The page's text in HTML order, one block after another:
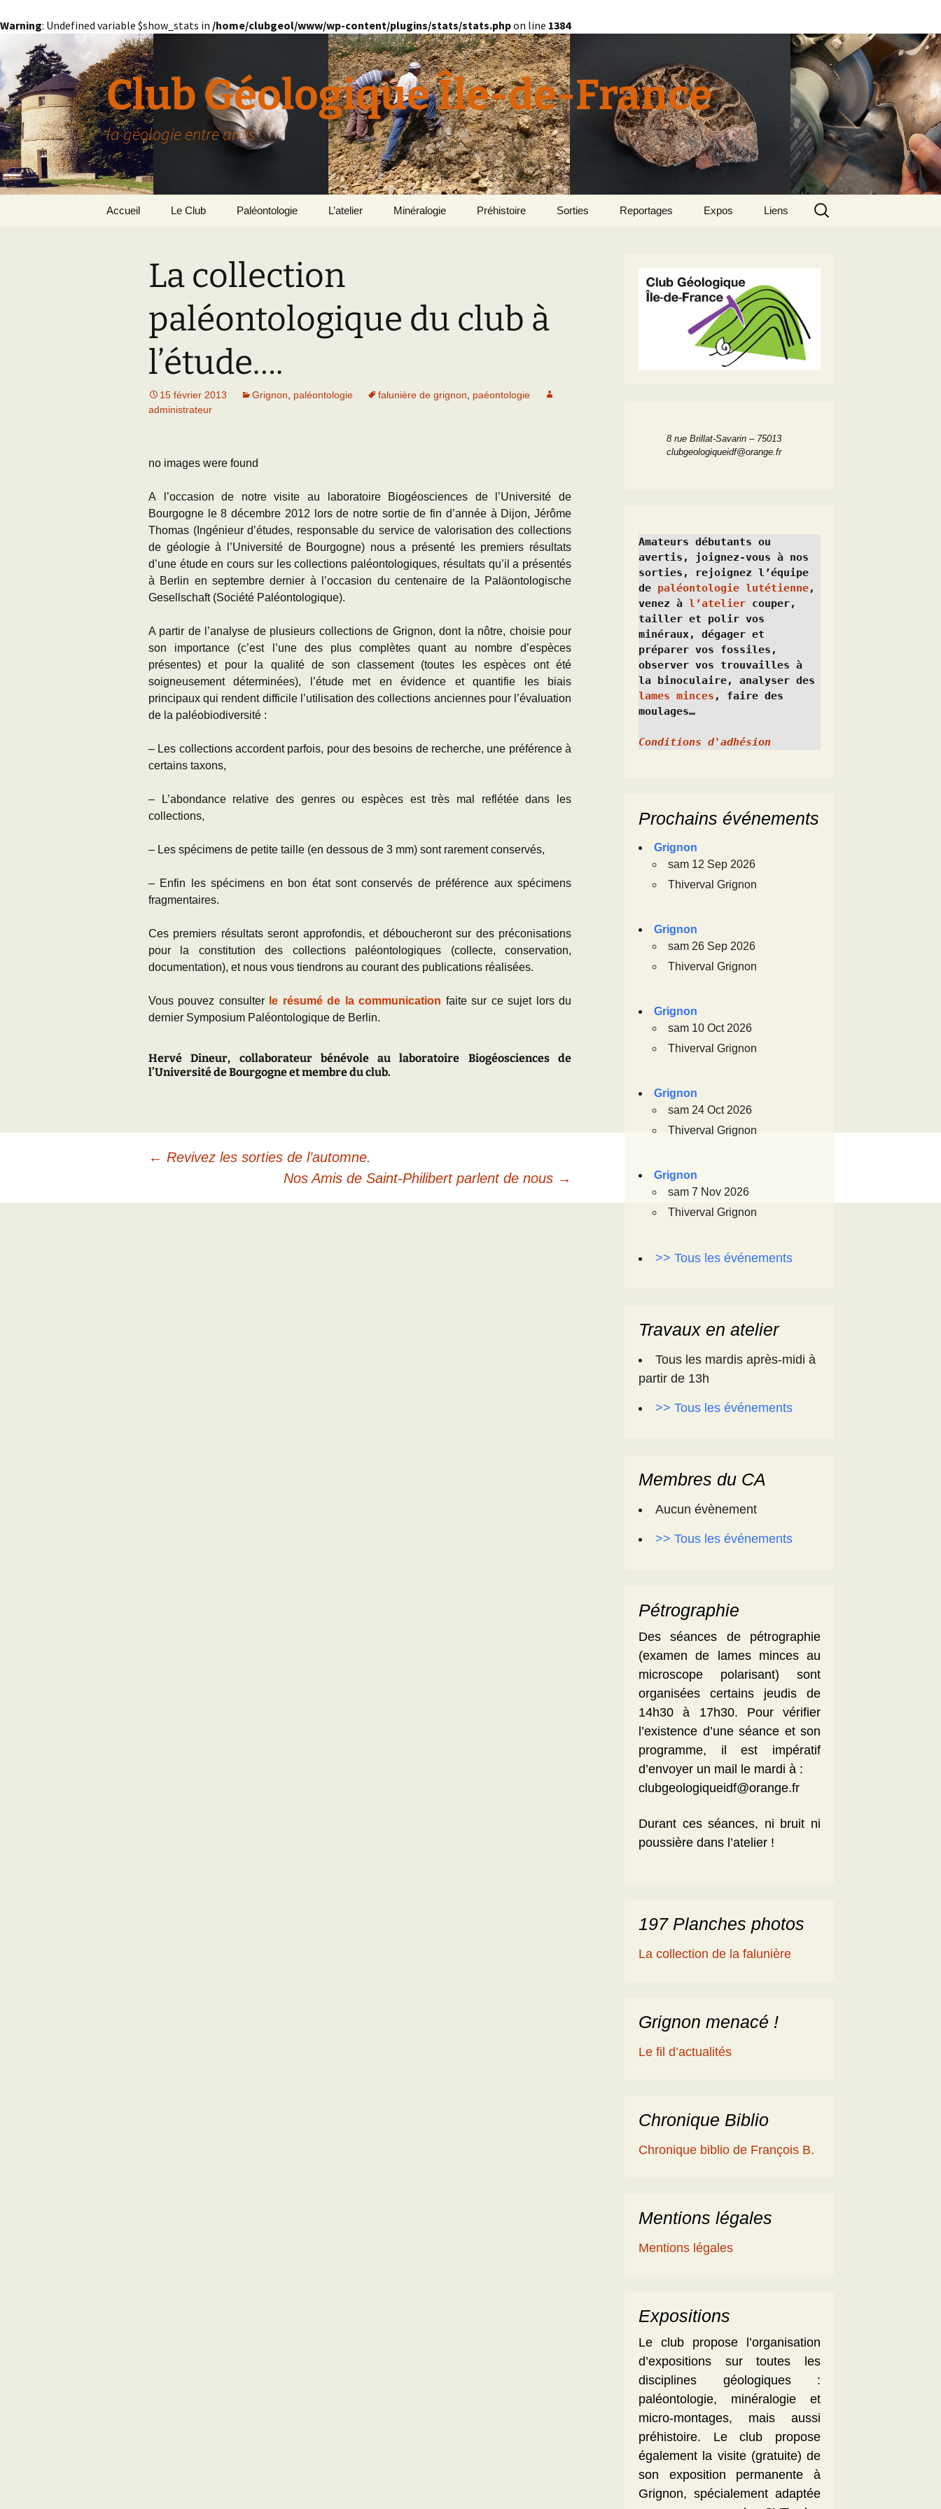
Warning: Undefined variable $show_stats in /home/clubgeol/www/wp-content/plugins/stats/stats.phpon line 1384
au
contenu
Club Géologique Île-de-France
la géologie entre amis
Accueil Le Club
Paris
Grignon
Documents (accès
restreint)
Paléontologie
Le Bassin Parisien
Paléogéographie* du
Bassin parisien
Documentation pour la
détermination des
fossiles de l’Eocène du
BP
GRIGNON – 78 Le Domaine de Grignon
25 mai 2014 : Les 25
ans de Grignon
Grignon menacé !!
Les Travaux de l’Equipe
Documentation réunions
L’atelier Minéralogie Préhistoire Sorties Reportages Expos Liens
Rechercher :
La collection
paléontologique du club à
l’étude….
15 février 2013 Grignon paléontologie falunière de grignon
paéontologie
administrateur
no images were found
A l’occasion de notre visite au laboratoire Biogéosciences de l’Université de
Bourgogne le 8 décembre 2012 lors de notre sortie de fin d’année à Dijon, Jérôme
Thomas (Ingénieur d’études, responsable du service de valorisation des collections
de géologie à l’Université de Bourgogne) nous a présenté les premiers résultats
d’une étude en cours sur les collections paléontologiques, résultats qu’il a présentés
à Berlin en septembre dernier à l’occasion du centenaire de la Paläontologische
Gesellschaft (Société Paléontologique).
A partir de l’analyse de plusieurs collections de Grignon, dont la nôtre, choisie pour
son importance (c’est l’une des plus complètes quant au nombre d’espèces
présentes) et pour la qualité de son classement (toutes les espèces ont été
soigneusement déterminées), l’étude met en évidence et quantifie les biais
principaux qui rendent difficile l’utilisation des collections anciennes pour l’évaluation
de la paléobiodiversité :
– Les collections accordent parfois, pour des besoins de recherche, une préférence à
certains taxons,
– L’abondance relative des genres ou espèces est très mal reflétée dans les
collections,
– Les spécimens de petite taille (en dessous de 3 mm) sont rarement conservés,
– Enfin les spécimens en bon état sont conservés de préférence aux spécimens
fragmentaires.
Ces premiers résultats seront approfondis, et déboucheront sur des préconisations
pour la constitution des collections paléontologiques (collecte, conservation,
documentation), et nous vous tiendrons au courant des publications réalisées.
Vous pouvez consulter le résuméde la communication faite sur ce sujet lors du
dernier Symposium Paléontologique de Berlin.
Hervé Dineur, collaborateur bénévole au laboratoire Biogéosciences de
l’Université de Bourgogne et membre du club.
Navigation
des
← Revivez les sorties de l’automne.
Nos Amis de Saint-Philibert parlent de nous →
8 rue Brillat-Savarin – 75013
clubgeologiqueidf@orange.fr
Amateurs débutants ou
avertis, joignez-vous à nos
sorties, rejoignez l’équipe
de paléontologie lutétienne,
venez à l’atelier couper,
tailler et polir vos
minéraux, dégager et
préparer vos fossiles,
observer vos trouvailles à
lames minces , faire des
moulages…
Conditions d'adhésion
Prochains événements
Grignon
sam 12 Sep 2026
Thiverval Grignon
Grignon
sam 26 Sep 2026
Thiverval Grignon
Grignon
sam 10 Oct 2026
Thiverval Grignon
Grignon
sam 24 Oct 2026
Thiverval Grignon
Grignon
sam 7 Nov 2026
Thiverval Grignon
>> Tous les événements
Travaux en atelier
Tous les mardis après-midi à
partir de 13h
>> Tous les événements
Membres du CA
Aucun évènement
>> Tous les événements
Pétrographie
Des séances de pétrographie
(examen de lames minces au
microscope polarisant) sont
organisées certains jeudis de
14h30 à 17h30. Pour vérifier
l’existence d’une séance et son
programme, il est impératif
d’envoyer un mail le mardi à :
clubgeologiqueidf@orange.fr
Durant ces séances, ni bruit ni
poussière dans l’atelier !
197 Planches photos
La collection de la falunière
Grignon menacé !
Le fil d’actualités
Chronique Biblio
Chronique biblio de François B.
Mentions légales
Mentions légales
Expositions
Le club propose l’organisation
d’expositions sur toutes les
disciplines géologiques :
paléontologie, minéralogie et
micro-montages, mais aussi
préhistoire. Le club propose
également la visite (gratuite) de
son exposition permanente à
Grignon, spécialement adaptée